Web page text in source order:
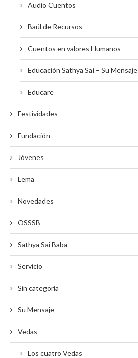
Audio Cuentos
Baúl de Recursos
Cuentos en valores Humanos
Educación Sathya Sai – Su Mensaje
Educare
Festividades
Fundación
Jóvenes
Lema
Novedades
OSSSB
Sathya Sai Baba
Servicio
Sin categoría
Su Mensaje
Vedas
Los cuatro Vedas